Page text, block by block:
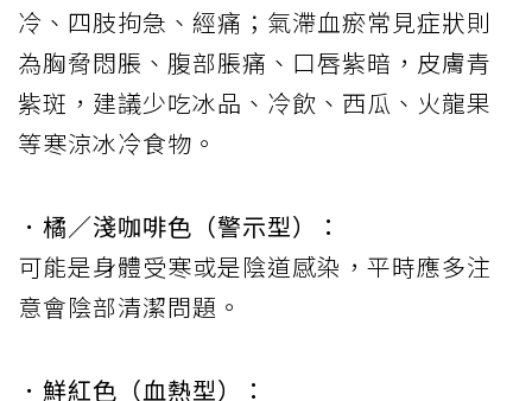
冷、四肢拘急、經痛；氣滯血瘀常見症狀則
為胸脅悶脹、腹部脹痛、口唇紫暗，皮膚青
紫斑，建議少吃冰品、冷飲、西瓜、火龍果
等寒涼冰冷食物。
．橘／淺咖啡色（警示型）：
可能是身體受寒或是陰道感染，平時應多注
意會陰部清潔問題。
．鮮紅色（血熱型）：